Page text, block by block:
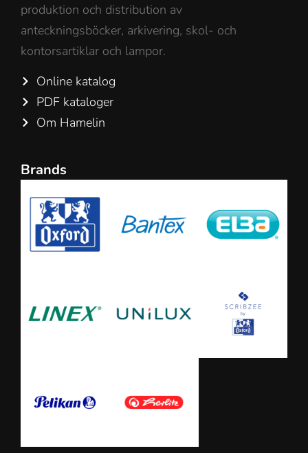
produktion och distribution av
anteckningsböcker, arkivering, skol- och
kontorsartiklar och lampor.
Online katalog
PDF kataloger
Om Hamelin
Brands